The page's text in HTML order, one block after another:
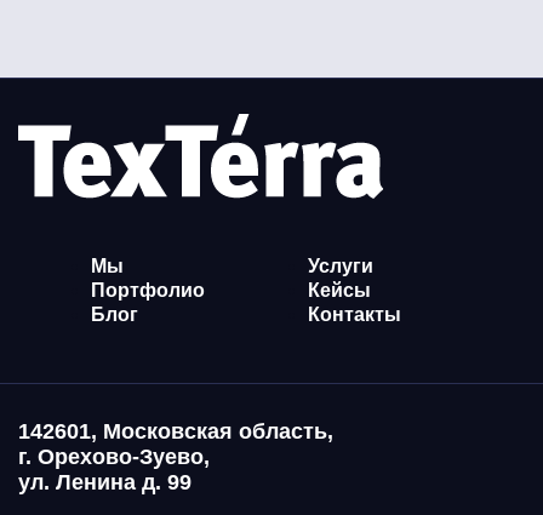
Мы
Услуги
Портфолио
Кейсы
Блог
Контакты
142601, Московская область,
г. Орехово-Зуево,
ул. Ленина д. 99